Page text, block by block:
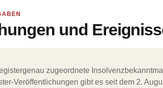
und
zugeordnete
Veröffentlichungen gibt es seit dem 2.